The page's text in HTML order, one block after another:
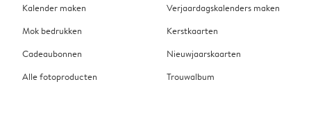
Kalender maken
Mok bedrukken
Cadeaubonnen
Alle fotoproducten
Verjaardagskalenders maken
Kerstkaarten
Nieuwjaarskaarten
Trouwalbum